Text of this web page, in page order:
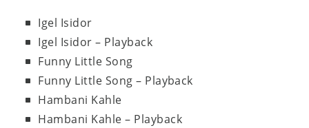
Igel Isidor
Igel Isidor – Playback
Funny Little Song
Funny Little Song – Playback
Hambani Kahle
Hambani Kahle – Playback